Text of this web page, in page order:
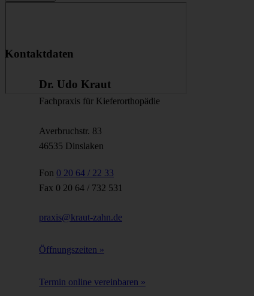
Kontaktdaten
Dr. Udo Kraut
Fachpraxis für Kieferorthopädie
Averbruchstr. 83
46535 Dinslaken
Fon 0 20 64 / 22 33
Fax 0 20 64 / 732 531
praxis@kraut-zahn.de
Öffnungszeiten »
Termin online vereinbaren »